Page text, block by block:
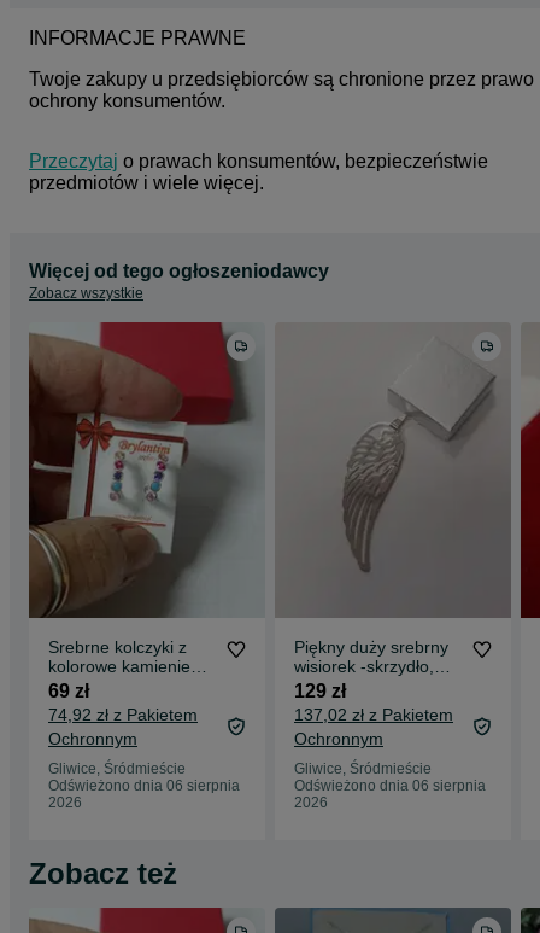
INFORMACJE PRAWNE
Twoje zakupy u przedsiębiorców są chronione przez prawo
ochrony konsumentów.
Przeczytaj o prawach konsumentów, bezpieczeństwie
przedmiotów i wiele więcej.
Więcej od tego ogłoszeniodawcy
Zobacz wszystkie
Srebrne kolczyki z
kolorowe kamienie
srebro 925
69 zł
74,92 zł z Pakietem
Ochronnym
Gliwice, Śródmieście
Odświeżono dnia 06 sierpnia
2026
Piękny duży srebrny
wisiorek -skrzydło,
srebro 925
129 zł
137,02 zł z Pakietem
Ochronnym
Gliwice, Śródmieście
Odświeżono dnia 06 sierpnia
2026
Zobacz też